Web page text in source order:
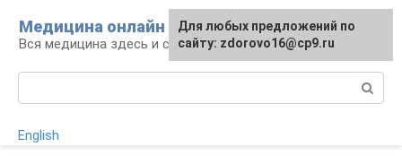
контенту
Медицина онлайн
Вся медицина здесь и сейчас
English
Для любых предложений по
сайту: zdorovo16@cp9.ru